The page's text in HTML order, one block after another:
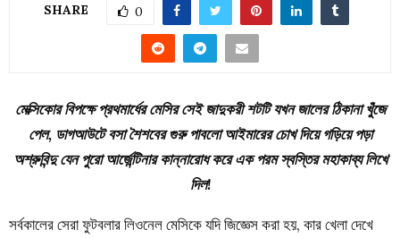
SHARE 0
মেক্সিকোর বিপক্ষে প্রথমার্ধের মেসির সেই জাদুকরী শটটি যখন জালের ঠিকানা খুঁজে
পেল, ডাগআউটে বসা শৈশবের গুরু পাবলো আইমারের চোখ দিয়ে গড়িয়ে পড়া
অশ্রুবিন্দু যেন পুরো আর্জেন্টিনার কান্নারোধ করে এক পরম স্বস্তির মহাকাব্য লিখে
দিল!
সর্বকালের সেরা ফুটবলার লিওনেল মেসিকে যদি জিজ্ঞেস করা হয়, কার খেলা দেখে